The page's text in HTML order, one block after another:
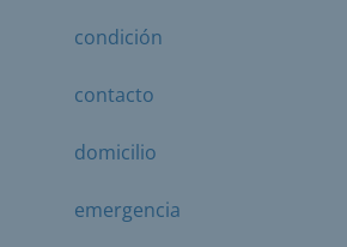
condición
contacto
domicilio
emergencia